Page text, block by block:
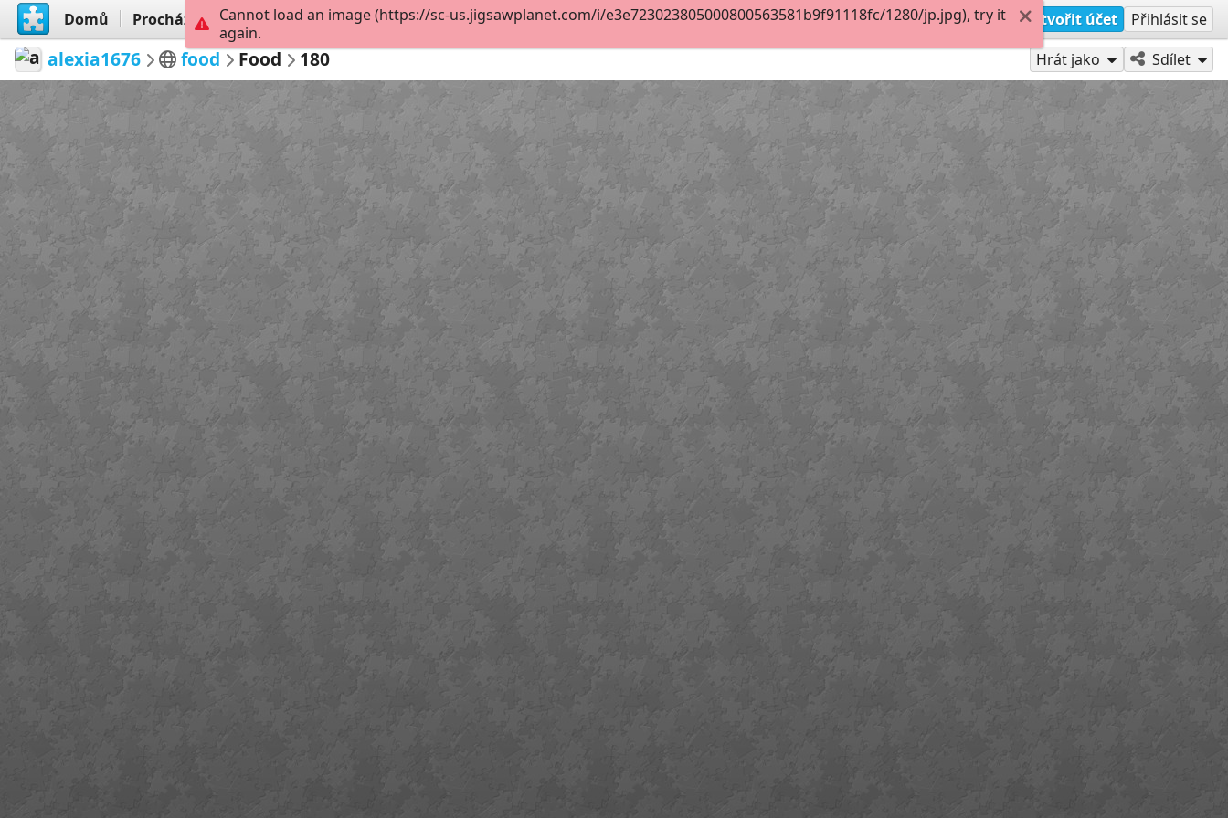
Domů Procházet Vytvořit Vytvořit účet Přihlásit se
alexia1676 food Food 180 Hrát jako Sdílet
Cannot load an image (https://sc-us.jigsawplanet.com/i/e3e723023805000800563581b9f91118fc/1280/jp.jpg), try it
again.